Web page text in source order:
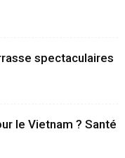
spectaculaires
le Vietnam ? Santé